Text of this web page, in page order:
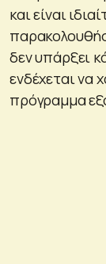
και είναι
δεν υπάρξει
ενδέχεται να
πρόγραμμα